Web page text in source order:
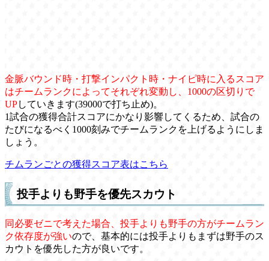
金脈バウンド時・打撃インパクト時・ナイピ時に入るスコア
はチームランクによってそれぞれ変動し、1000の区切りで
UPしていきます(39000で打ち止め)。
1試合の獲得合計スコアにかなり影響してくるため、試合の
たびになるべく1000刻みでチームランクを上げるようにしま
しょう。
チムランごとの獲得スコア表はこちら
投手よりも野手を優先スカウト
同必要ゼニで考えた場合、投手よりも野手の方がチームラン
ク依存度が強いので、基本的には投手よりもまずは野手のス
カウトを優先した方が良いです。